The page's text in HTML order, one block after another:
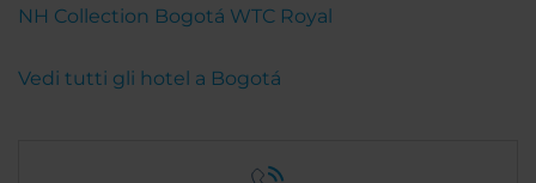
NH Collection Bogotá WTC Royal
Vedi tutti gli hotel a Bogotá